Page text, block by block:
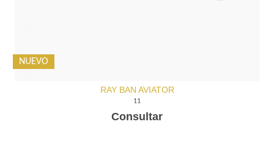
NUEVO
RAY BAN AVIATOR
11
Consultar